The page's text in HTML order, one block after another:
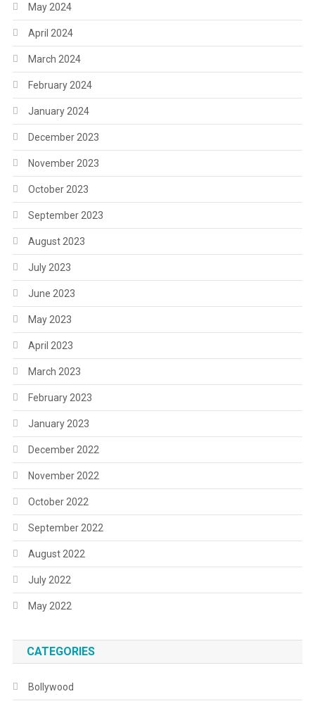
May 2024
April 2024
March 2024
February 2024
January 2024
December 2023
November 2023
October 2023
September 2023
August 2023
July 2023
June 2023
May 2023
April 2023
March 2023
February 2023
January 2023
December 2022
November 2022
October 2022
September 2022
August 2022
July 2022
May 2022
CATEGORIES
Bollywood